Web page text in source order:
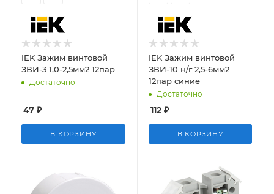
IEK Зажим винтовой
ЗВИ-3 1,0-2,5мм2 12пар
Достаточно
47 ₽
В КОРЗИНУ
IEK Зажим винтовой
ЗВИ-10 н/г 2,5-6мм2
12пар синие
Достаточно
112₽
В КОРЗИНУ